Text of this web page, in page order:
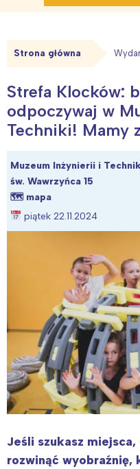
Strona główna
Strefa Klocków:
odpoczywaj w
Techniki! Mamy
Muzeum Inżynierii i
św. Wawrzyńca 15
🗺 mapa
piątek 22.11.2024
Jeśli szukasz
rozwinąć wyobraźnię,